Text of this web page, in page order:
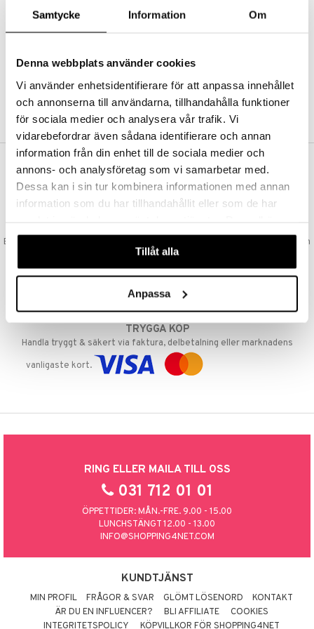
Samtycke Information Om
Denna webbplats använder cookies
Vi använder enhetsidentifierare för att anpassa innehållet
och annonserna till användarna, tillhandahålla funktioner
för sociala medier och analysera vår trafik. Vi
vidarebefordrar även sådana identifierare och annan
information från din enhet till de sociala medier och
annons- och analysföretag som vi samarbetar med.
Dessa kan i sin tur kombinera informationen med annan
information som du har tillhandahållit eller som de har
våra cookies vid fortsatt användande av vår webbplats.
Tillåt alla
Anpassa
Abonnemang
Bevaka produkter
Recensera produkter
SKAPA KUND
VAD KOSTAR FRAKTEN?
Vi erbjuder fri frakt från 350 kr. Vår gräns för fraktfri leverans bestäms
utifån vilken avdelning du handlar från. Läs mer här »
Beställningar lagda före 14:00 (gäller varor i lager) skickas normalt ut från
oss samma dag.
GODKÄND AV LÄKEMEDELSVERKET
EU-logotypen är symbolen som visar att vi är godkända av
TRYGGA KÖP
Handla tryggt & säkert via faktura, delbetalning eller marknadens
vanligaste kort.
RING ELLER MAILA TILL OSS
031 712 01 01
ÖPPETTIDER: MÅN.-FRE. 9.00 - 15.00
LUNCHSTÄNGT 12.00 - 13.00
INFO@SHOPPING4NET.COM
KUNDTJÄNST
MIN PROFIL FRÅGOR & SVAR GLÖMT LÖSENORD
KONTAKT
ÄR DU EN INFLUENCER?
BLI AFFILIATE
COOKIES
INTEGRITETSPOLICY
KÖPVILLKOR FÖR SHOPPING4NET